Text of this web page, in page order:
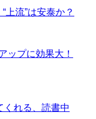
上流”は安泰か？
ップに効果大！
くれる、読書中